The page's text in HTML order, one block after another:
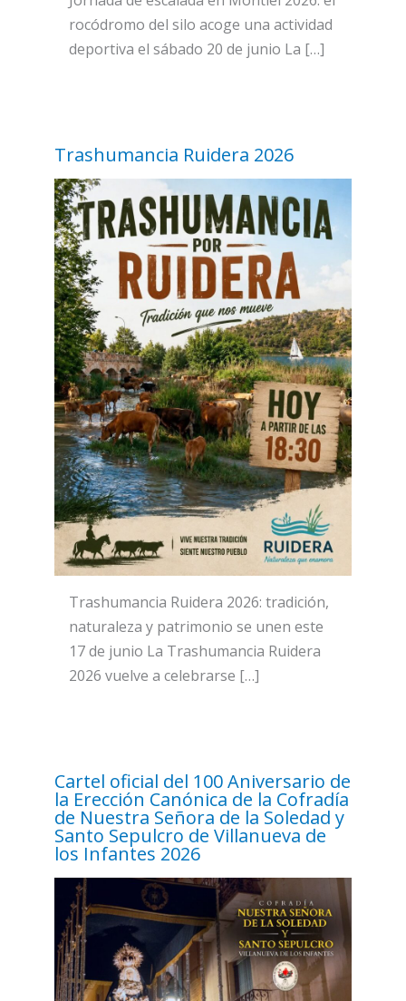
rocódromo del silo acoge una actividad
deportiva el sábado 20 de junio La […]
Trashumancia Ruidera 2026
Trashumancia Ruidera 2026: tradición,
naturaleza y patrimonio se unen este
17 de junio La Trashumancia Ruidera
2026 vuelve a celebrarse […]
Cartel oficial del 100 Aniversario de
la Erección Canónica de la Cofradía
de Nuestra Señora de la Soledad y
Santo Sepulcro de Villanueva de
los Infantes 2026